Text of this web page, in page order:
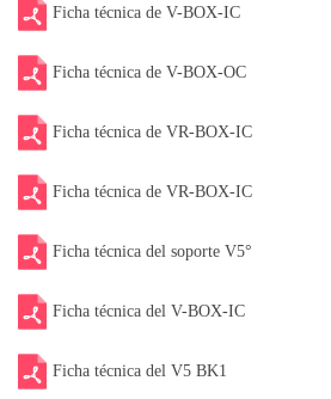
Ficha técnica de V-BOX-IC
Ficha técnica de V-BOX-OC
Ficha técnica de VR-BOX-IC
Ficha técnica de VR-BOX-IC
Ficha técnica del soporte V5°
Ficha técnica del V-BOX-IC
Ficha técnica del V5 BK1